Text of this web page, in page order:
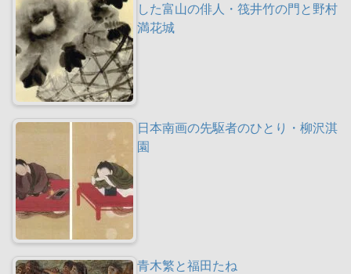
した富山の俳人・筏井竹の門と野村
満花城
日本南画の先駆者のひとり・柳沢淇
園
青木繁と福田たね